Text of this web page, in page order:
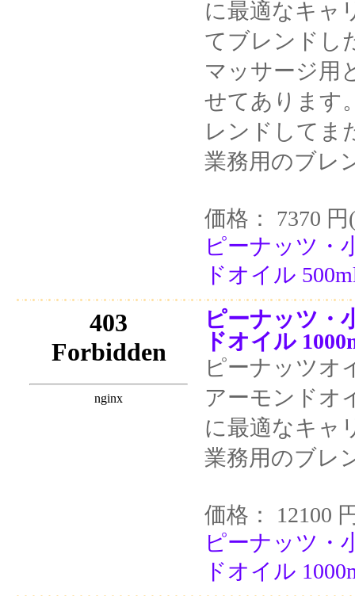
に最適なキャ
てブレンドし
マッサージ用
せてあります
レンドしてま
業務用のブレ
価格： 7370
ピーナッツ・
ドオイル
ピーナッツ・
ドオイル
ピーナッツオ
アーモンドオ
に最適なキャ
業務用のブレ
価格： 12100
ピーナッツ・
ドオイル